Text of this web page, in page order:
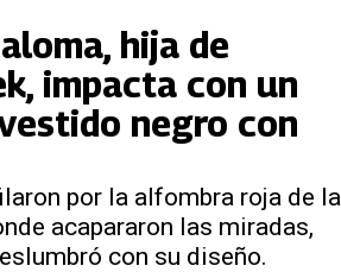
hija de
impacta con un
negro con
por la alfombra roja de la
acapararon las miradas,
con su diseño.